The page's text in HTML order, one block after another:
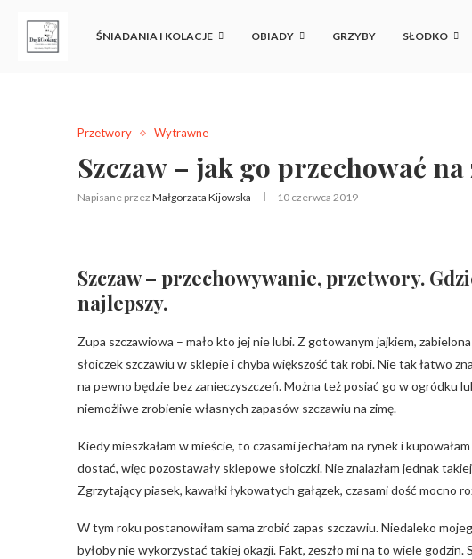
ŚNIADANIA I KOLACJE OBIADY GRZYBY SŁODKO
Przetwory Wytrawne
Szczaw – jak go przechować na
Napisane przez Małgorzata Kijowska 10 czerwca 2019
Szczaw – przechowywanie, przetwory.
najlepszy.
Zupa szczawiowa – mało kto jej nie lubi. Z gotowanym jajkiem,
słoiczek szczawiu w sklepie i chyba większość tak robi. Nie tak łatwo
na pewno będzie bez zanieczyszczeń. Można też posiać go w ogródku
niemożliwe zrobienie własnych zapasów szczawiu na zimę.
Kiedy mieszkałam w mieście, to czasami jechałam na rynek i
dostać, więc pozostawały sklepowe słoiczki. Nie znalazłam jednak
Zgrzytający piasek, kawałki łykowatych gałązek, czasami dość mocno
W tym roku postanowiłam sama zrobić zapas szczawiu. Niedaleko
byłoby nie wykorzystać takiej okazji. Fakt, zeszło mi na to wiele